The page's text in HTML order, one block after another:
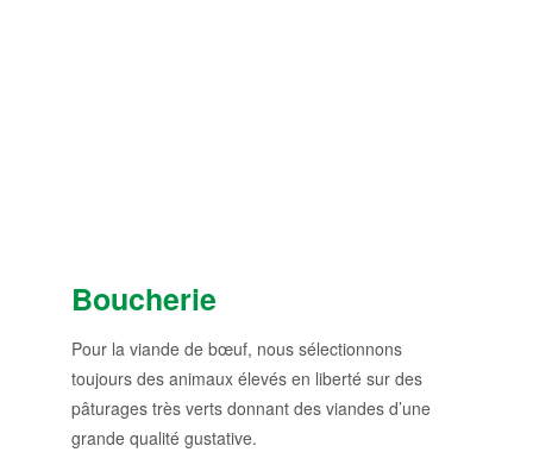
Boucherie
Pour la viande de bœuf, nous sélectionnons
toujours des animaux élevés en liberté sur des
pâturages très verts donnant des viandes d’une
grande qualité gustative.